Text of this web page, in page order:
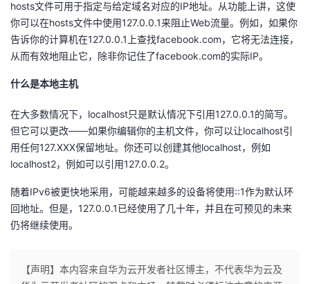
hosts文件可用于指定与给定域名对应的IP地址。从功能上讲，这使
你可以在hosts文件中使用127.0.0.1来阻止Web流量。例如，如果你
告诉你的计算机在127.0.0.1上查找facebook.com，它将无法连接，
从而有效地阻止它，除非你记住了facebook.com的实际IP。
什么是本地主机
在大多数情况下，localhost只是默认情况下引用127.0.0.1的简写。
但它可以更改——如果你编辑你的主机文件，你可以让localhost引
用任何127.XXX保留地址。你还可以创建其他localhost，例如
localhost2，例如可以引用127.0.0.2。
随着IPv6被更快地采用，可能越来越多的设备将使用::1作为默认环
回地址。但是，127.0.0.1已经使用了几十年，并且在可预见的未来
仍将继续使用。
【声明】本内容来自华为云开发者社区博主，不代表华为云及